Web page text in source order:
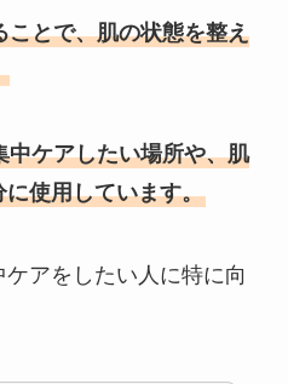
とで、肌の状態を整え
中ケアしたい場所や、肌
使用しています。
アをしたい人に特に向